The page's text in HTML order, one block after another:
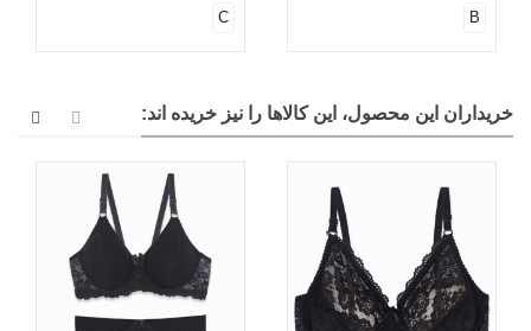
B
C
خریداران این محصول، این کالاها را نیز خریده اند: